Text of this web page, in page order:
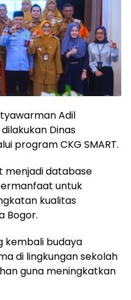
Adil
Dinas
program CKG SMART.
menjadi database
untuk
kualitas
Bogor.
kembali budaya
di lingkungan sekolah
guna meningkatkan